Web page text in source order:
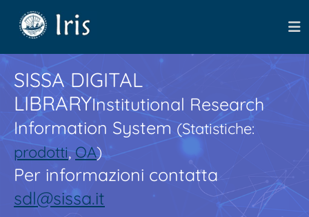
SISSA DIGITAL
LIBRARYInstitutional Research
Information System(Statistiche:
prodotti,OA)
Per informazioni contatta
sdl@sissa.it